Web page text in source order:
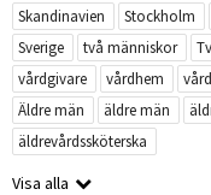
Skandinavien
Stockholm
Sverige
två människor
vårdgivare
vårdhem
Äldre män
äldre män
äldrevårdssköterska
Visa alla